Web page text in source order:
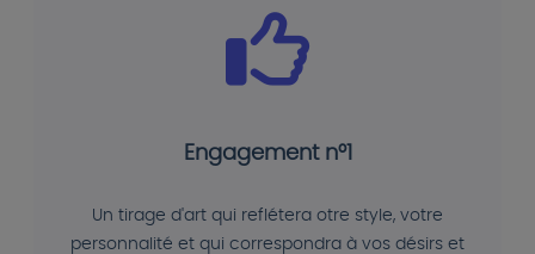
Engagement n°1
Un tirage d'art qui reflétera otre style, votre
personnalité et qui correspondra à vos désirs et